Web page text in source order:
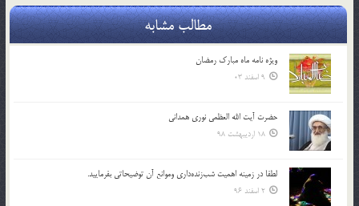
مطالب مشابه
ویژه نامه ماه مبارک رمضان
9 اسفند 03
حضرت آیت الله العظمی نوری همدانی
18 اردیبهشت 98
لطفا در زمينه اهميت شب‌زنده‌داري وموانع آن توضيحاتي بفرماييد.
2 اسفند 96